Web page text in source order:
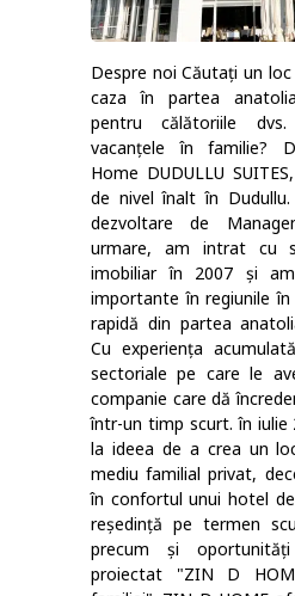
Despre noi Căutați un
caza în partea
pentru călătoriile
vacanțele în familie?
Home DUDULLU
de nivel înalt în
dezvoltare de
urmare, am intrat cu
imobiliar în 2007 și
importante în regiunile
rapidă din partea
Cu experiența
sectoriale pe care le
companie care dă
într-un timp scurt. în iulie
la ideea de a crea un
mediu familial privat,
în confortul unui hotel
reședință pe termen
precum și
proiectat "ZIN D